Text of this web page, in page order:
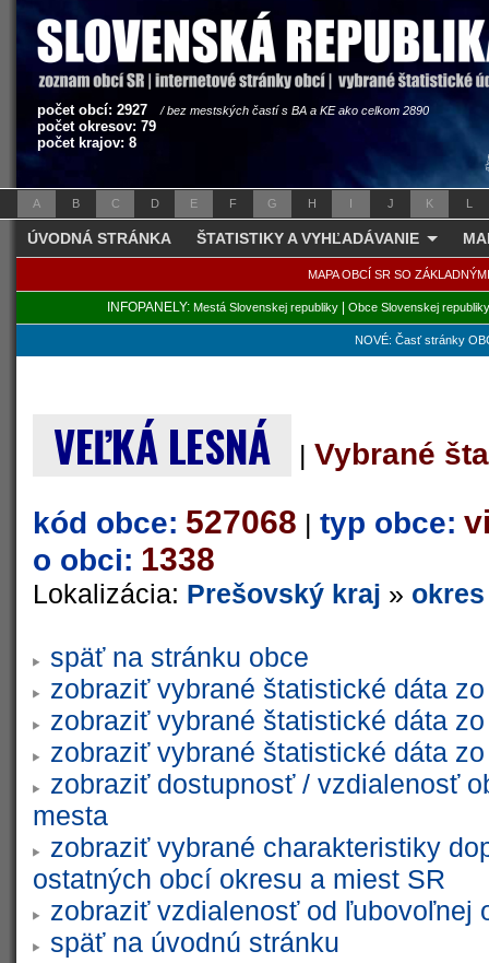
počet obcí: 2927 / bez mestských častí s BA a KE ako celkom 2890
počet okresov: 79
počet krajov: 8
A B C D E F G H I J K L
ÚVODNÁ STRÁNKA ŠTATISTIKY A VYHĽADÁVANIE
MAPA OBCÍ SR SO
INFOPANELY: Mestá Slovenskej republiky| Obce Slovenskej republiky
NOVÉ: Časť stránky
VEĽKÁ LESNÁ | Vybrané
kód obce: 527068 | typ obce:
o obci: 1338
Lokalizácia: Prešovský kraj »
späť na stránku obce
zobraziť vybrané štatistické dáta
zobraziť vybrané štatistické dáta
zobraziť vybrané štatistické dáta
zobraziť dostupnosť / vzdialenosť
mesta
zobraziť vybrané charakteristiky
ostatných obcí okresu a miest SR
zobraziť vzdialenosť od ľubovoľnej
späť na úvodnú stránku